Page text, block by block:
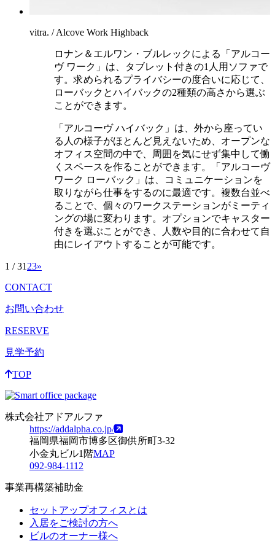
vitra. / Alcove Work Highback
ロナン＆エルワン・ブルレックによる「アルコー
ヴ ワーク」は、タブレット付きの1人用ソファで
す。求められるプライバシーの度合いに応じて、
ローバックとハイバックの2種類の高さから選ぶ
ことができます。
「アルコーヴ ハイバック」は、外から座ってい
る人の様子がほとんど見えないため、オープンな
オフィス空間の中で、周囲を気にせず集中して働
くスペースを作ることができます。「アルコーヴ
ワーク ローバック」は、コミュニケーションを
取りながら仕事をするのに最適です。複数台並べ
ることで、個々のワークステーションがミーティ
ングの場に変わります。オプションでキャスター
付きを選ぶことができ、人数や目的に合わせて自
由にレイアウトすることが可能です。
1 / 31 23»
CONTACT
お問い合わせ
RESERVE
見学予約
TOP
株式会社アドアルファ
https://addalpha.co.jp/
福岡県福岡市博多区御供所町3-32
小金丸ビル1階MAP
092-984-1112
事業再構築補助金
セットアップオフィスとは
入居をご検討の方へ
ビルのオーナー様へ